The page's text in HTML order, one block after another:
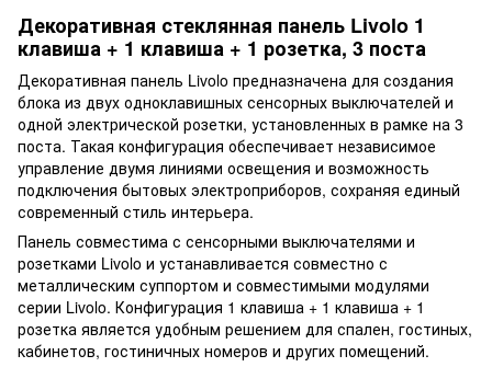
Декоративная стеклянная панель Livolo 1
клавиша + 1 клавиша + 1 розетка, 3 поста
Декоративная панель Livolo предназначена для создания
блока из двух одноклавишных сенсорных выключателей и
одной электрической розетки, установленных в рамке на 3
поста. Такая конфигурация обеспечивает независимое
управление двумя линиями освещения и возможность
подключения бытовых электроприборов, сохраняя единый
современный стиль интерьера.
Панель совместима с сенсорными выключателями и
розетками Livolo и устанавливается совместно с
металлическим суппортом и совместимыми модулями
серии Livolo. Конфигурация 1 клавиша + 1 клавиша + 1
розетка является удобным решением для спален, гостиных,
кабинетов, гостиничных номеров и других помещений.